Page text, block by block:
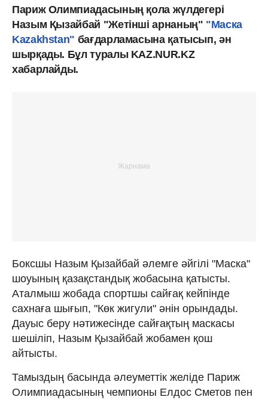
Париж Олимпиадасының қола жүлдегері
Назым Қызайбай "Жетінші арнаның" "Маска
Kazakhstan" бағдарламасына қатысып, ән
шырқады. Бұл туралы KAZ.NUR.KZ
хабарлайды.
Боксшы Назым Қызайбай әлемге әйгілі "Маска"
шоуының қазақстандық жобасына қатысты.
Аталмыш жобада спортшы сайғақ кейпінде
сахнаға шығып, "Көк жигули" әнін орындады.
Дауыс беру нәтижесінде сайғақтың маскасы
шешіліп, Назым Қызайбай жобамен қош
айтысты.
Тамыздың басында әлеуметтік желіде Париж
Олимпиадасының чемпионы Елдос Сметов пен